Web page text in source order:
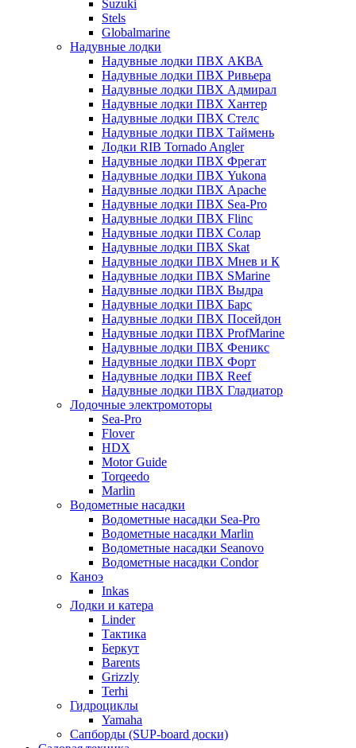
Suzuki
Stels
Globalmarine
Надувные лодки
Надувные лодки ПВХ АКВА
Надувные лодки ПВХ Ривьера
Надувные лодки ПВХ Адмирал
Надувные лодки ПВХ Хантер
Надувные лодки ПВХ Стелс
Надувные лодки ПВХ Таймень
Лодки RIB Tornado Angler
Надувные лодки ПВХ Фрегат
Надувные лодки ПВХ Yukona
Надувные лодки ПВХ Apache
Надувные лодки ПВХ Sea-Pro
Надувные лодки ПВХ Flinc
Надувные лодки ПВХ Солар
Надувные лодки ПВХ Skat
Надувные лодки ПВХ Мнев и К
Надувные лодки ПВХ SMarine
Надувные лодки ПВХ Выдра
Надувные лодки ПВХ Барс
Надувные лодки ПВХ Посейдон
Надувные лодки ПВХ ProfMarine
Надувные лодки ПВХ Феникс
Надувные лодки ПВХ Форт
Надувные лодки ПВХ Reef
Надувные лодки ПВХ Гладиатор
Лодочные электромоторы
Sea-Pro
Flover
HDX
Motor Guide
Torqeedo
Marlin
Водометные насадки
Водометные насадки Sea-Pro
Водометные насадки Marlin
Водометные насадки Seanovo
Водометные насадки Condor
Каноэ
Inkas
Лодки и катера
Linder
Тактика
Беркут
Barents
Grizzly
Terhi
Гидроциклы
Yamaha
Сапборды (SUP-board доски)